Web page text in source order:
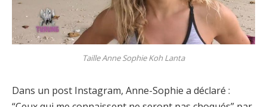
Taille Anne Sophie Koh Lanta
Dans un post Instagram, Anne-Sophie a déclaré :